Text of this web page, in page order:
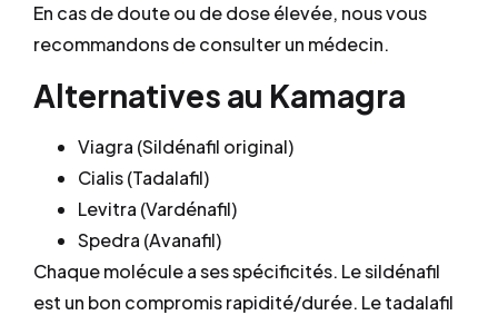
En cas de doute ou de dose élevée, nous vous
recommandons de consulter un médecin.
Alternatives au Kamagra
Viagra (Sildénafil original)
Cialis (Tadalafil)
Levitra (Vardénafil)
Spedra (Avanafil)
Chaque molécule a ses spécificités. Le sildénafil
est un bon compromis rapidité/durée. Le tadalafil